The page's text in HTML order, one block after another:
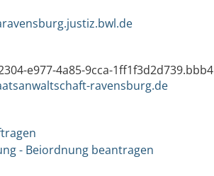
e977-4a85-9cca-1ff1f3d2d739.bbb4
ravensburg.de
- Beiordnung beantragen